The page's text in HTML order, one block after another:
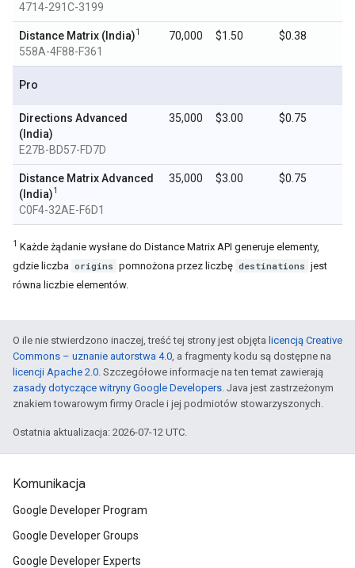
4714-291C-3199
Distance Matrix (India)1
558A-4F88-F361
70,000 $1.50 $0.38
Pro
Directions Advanced
(India)
E27B-BD57-FD7D
35,000 $3.00 $0.75
Distance Matrix Advanced
(India)1
C0F4-32AE-F6D1
35,000 $3.00 $0.75
1 Każde żądanie wysłane do Distance Matrix API generuje elementy,
gdzie liczba origins pomnożona przez liczbę destinations jest
równa liczbie elementów.
O ile nie stwierdzono inaczej, treść tej strony jest objęta licencją Creative
Commons – uznanie autorstwa 4.0, a fragmenty kodu są dostępne na
licencji Apache 2.0. Szczegółowe informacje na ten temat zawierają
zasady dotyczące witryny Google Developers. Java jest zastrzeżonym
znakiem towarowym firmy Oracle i jej podmiotów stowarzyszonych.
Ostatnia aktualizacja: 2026-07-12 UTC.
Komunikacja
Google Developer Program
Google Developer Groups
Google Developer Experts